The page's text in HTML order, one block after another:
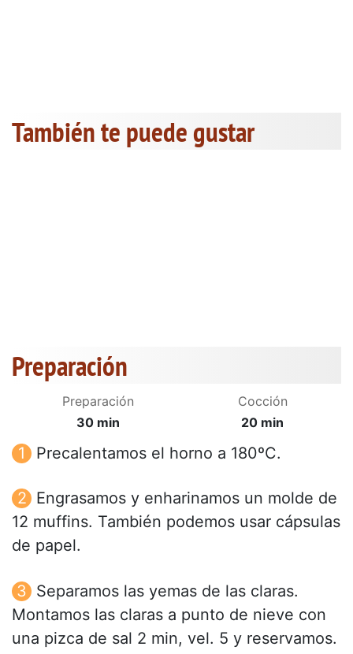
También te puede gustar
Preparación
Preparación
30 min
Cocción
20 min
Precalentamos el horno a 180ºC.
Engrasamos y enharinamos un molde de
12 muffins. También podemos usar cápsulas
de papel.
Separamos las yemas de las claras.
Montamos las claras a punto de nieve con
una pizca de sal 2 min, vel. 5 y reservamos.